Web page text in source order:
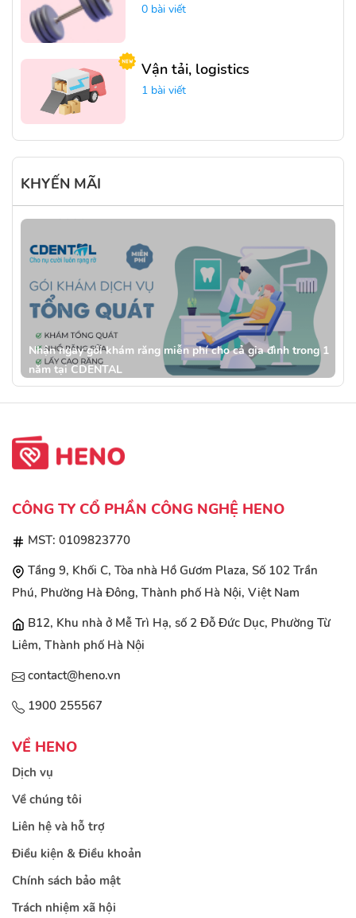
0 bài viết
Vận tải, logistics
1 bài viết
KHYẾN MÃI
Nhận ngay gói khám răng miễn phí cho cả gia đình trong 1
năm tại CDENTAL
CÔNG TY CỔ PHẦN CÔNG NGHỆ HENO
MST: 0109823770
Tầng 9, Khối C, Tòa nhà Hồ Gươm Plaza, Số 102 Trần
Phú, Phường Hà Đông, Thành phố Hà Nội, Việt Nam
B12, Khu nhà ở Mễ Trì Hạ, số 2 Đỗ Đức Dục, Phường Từ
Liêm, Thành phố Hà Nội
contact@heno.vn
1900 255567
VỀ HENO
Dịch vụ
Về chúng tôi
Liên hệ và hỗ trợ
Điều kiện & Điều khoản
Chính sách bảo mật
Trách nhiệm xã hội